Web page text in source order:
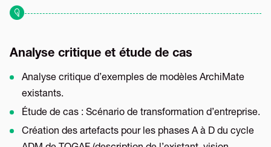
Analyse critique et étude de cas
Analyse critique d’exemples de modèles ArchiMate
existants.
Étude de cas : Scénario de transformation d’entreprise.
Création des artefacts pour les phases A à D du cycle